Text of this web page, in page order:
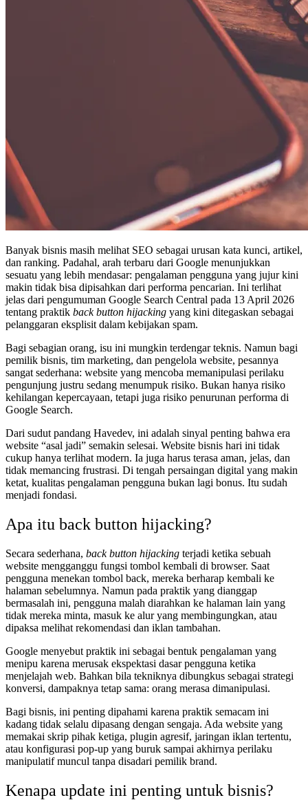
Banyak bisnis masih melihat SEO sebagai urusan kata kunci, artikel,
dan ranking. Padahal, arah terbaru dari Google menunjukkan
sesuatu yang lebih mendasar: pengalaman pengguna yang jujur kini
makin tidak bisa dipisahkan dari performa pencarian. Ini terlihat
jelas dari pengumuman Google Search Central pada 13 April 2026
tentang praktik back button hijacking yang kini ditegaskan sebagai
pelanggaran eksplisit dalam kebijakan spam.
Bagi sebagian orang, isu ini mungkin terdengar teknis. Namun bagi
pemilik bisnis, tim marketing, dan pengelola website, pesannya
sangat sederhana: website yang mencoba memanipulasi perilaku
pengunjung justru sedang menumpuk risiko. Bukan hanya risiko
kehilangan kepercayaan, tetapi juga risiko penurunan performa di
Google Search.
Dari sudut pandang Havedev, ini adalah sinyal penting bahwa era
website “asal jadi” semakin selesai. Website bisnis hari ini tidak
cukup hanya terlihat modern. Ia juga harus terasa aman, jelas, dan
tidak memancing frustrasi. Di tengah persaingan digital yang makin
ketat, kualitas pengalaman pengguna bukan lagi bonus. Itu sudah
menjadi fondasi.
Apa itu back button hijacking?
Secara sederhana, back button hijacking terjadi ketika sebuah
website mengganggu fungsi tombol kembali di browser. Saat
pengguna menekan tombol back, mereka berharap kembali ke
halaman sebelumnya. Namun pada praktik yang dianggap
bermasalah ini, pengguna malah diarahkan ke halaman lain yang
tidak mereka minta, masuk ke alur yang membingungkan, atau
dipaksa melihat rekomendasi dan iklan tambahan.
Google menyebut praktik ini sebagai bentuk pengalaman yang
menipu karena merusak ekspektasi dasar pengguna ketika
menjelajah web. Bahkan bila tekniknya dibungkus sebagai strategi
konversi, dampaknya tetap sama: orang merasa dimanipulasi.
Bagi bisnis, ini penting dipahami karena praktik semacam ini
kadang tidak selalu dipasang dengan sengaja. Ada website yang
memakai skrip pihak ketiga, plugin agresif, jaringan iklan tertentu,
atau konfigurasi pop-up yang buruk sampai akhirnya perilaku
manipulatif muncul tanpa disadari pemilik brand.
Kenapa update ini penting untuk bisnis?